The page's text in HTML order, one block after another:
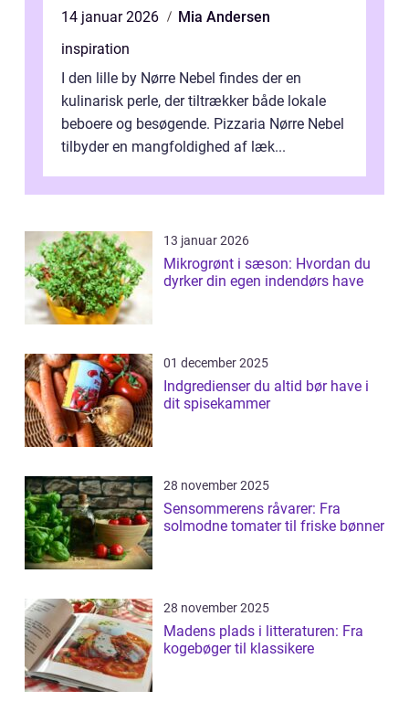
14 januar 2026
Mia Andersen
inspiration
I den lille by Nørre Nebel findes der en
kulinarisk perle, der tiltrækker både lokale
beboere og besøgende. Pizzaria Nørre Nebel
tilbyder en mangfoldighed af læk...
13 januar 2026
Mikrogrønt i sæson: Hvordan du
dyrker din egen indendørs have
01 december 2025
Indgredienser du altid bør have i
dit spisekammer
28 november 2025
Sensommerens råvarer: Fra
solmodne tomater til friske bønner
28 november 2025
Madens plads i litteraturen: Fra
kogebøger til klassikere